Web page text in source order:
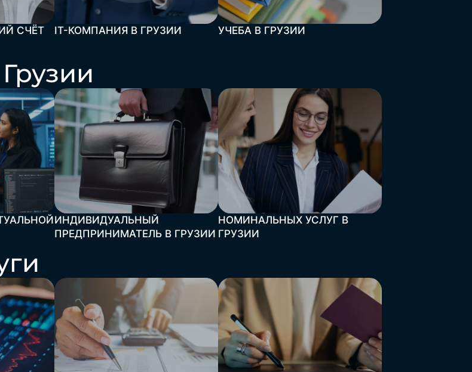
СЧЁТ
IT-КОМПАНИЯ В ГРУЗИИ УЧЕБА В ГРУЗИИ
ИНДИВИДУАЛЬНЫЙ
ПРЕДПРИНИМАТЕЛЬ В ГРУЗИИ
НОМИНАЛЬНЫХ УСЛУГ В
ГРУЗИИ